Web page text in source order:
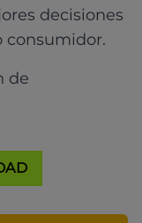
decisiones
consumidor.
de